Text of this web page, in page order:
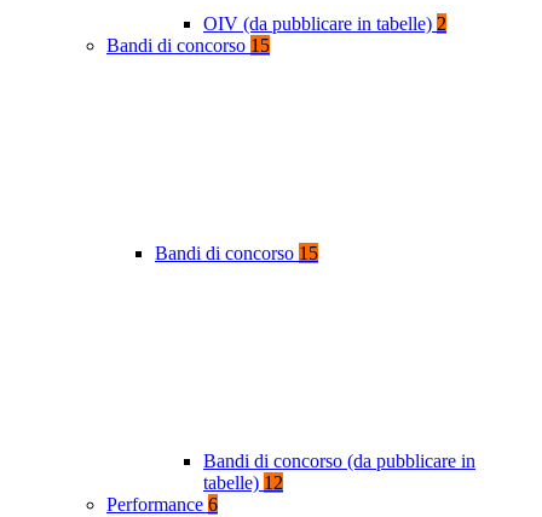
OIV (da pubblicare in tabelle) 2
Bandi di concorso 15
Bandi di concorso 15
Bandi di concorso (da pubblicare in
tabelle) 12
Performance 6